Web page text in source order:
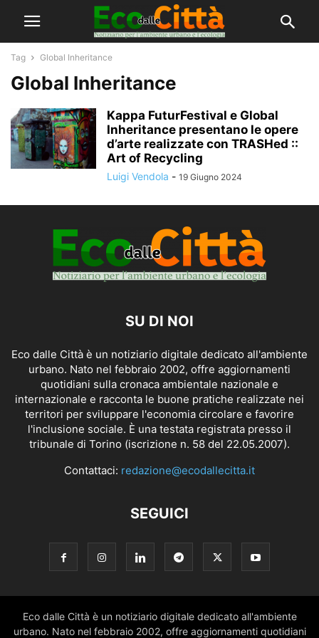
Tag Global Inheritance
Global Inheritance
Kappa FuturFestival e Global
Inheritance presentano le opere
d’arte realizzate con TRASHed ::
Art of Recycling
Luigi Vendola - 19 Giugno 2024
SU DI NOI
Eco dalle Città è un notiziario digitale dedicato all'ambiente
urbano. Nato nel febbraio 2002, offre aggiornamenti
quotidiani sulla cronaca ambientale nazionale e
internazionale e racconta le buone pratiche realizzate nei
territori per sviluppare l'economia circolare e favorire
l'inclusione sociale. È una testata registrata presso il
tribunale di Torino (iscrizione n. 58 del 22.05.2007).
Contattaci: redazione@ecodallecitta.it
SEGUICI
Eco dalle Città è un notiziario digitale dedicato all'ambiente
urbano. Nato nel febbraio 2002, offre aggiornamenti quotidiani